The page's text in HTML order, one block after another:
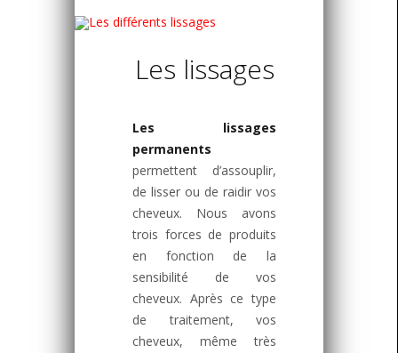
Les lissages
Les lissages
permanents
permettent d’assouplir,
de lisser ou de raidir vos
cheveux. Nous avons
trois forces de produits
en fonction de la
sensibilité de vos
cheveux. Après ce type
de traitement, vos
cheveux, même très